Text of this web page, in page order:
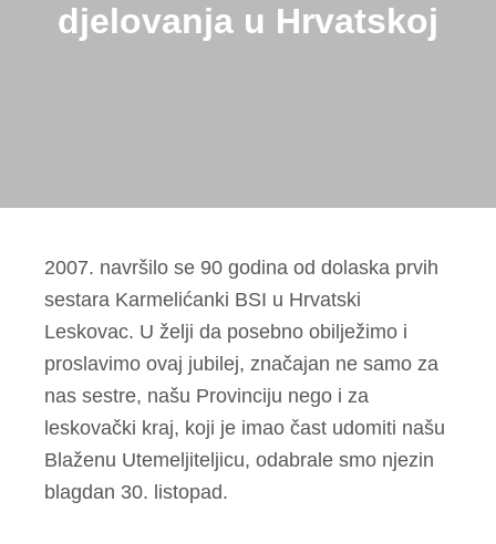
djelovanja u Hrvatskoj
2007. navršilo se 90 godina od dolaska prvih
sestara Karmelićanki BSI u Hrvatski
Leskovac. U želji da posebno obilježimo i
proslavimo ovaj jubilej, značajan ne samo za
nas sestre, našu Provinciju nego i za
leskovački kraj, koji je imao čast udomiti našu
Blaženu Utemeljiteljicu, odabrale smo njezin
blagdan 30. listopad.